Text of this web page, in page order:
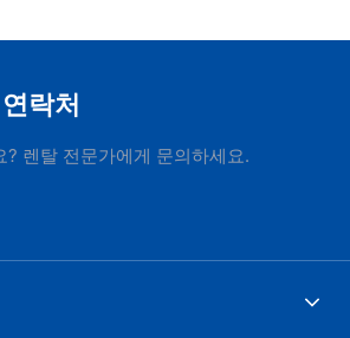
락처
? 렌탈 전문가에게 문의하세요.